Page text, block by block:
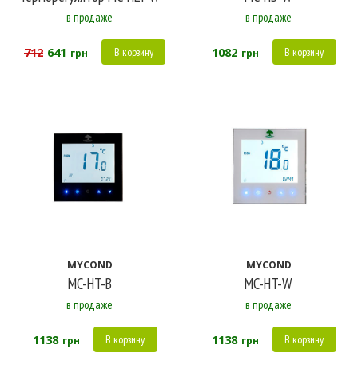
в продаже
712 641 грн В корзину
в продаже
1082 грн В корзину
MYCOND
MC-HT-B
в продаже
1138 грн В корзину
MYCOND
MC-HT-W
в продаже
1138 грн В корзину